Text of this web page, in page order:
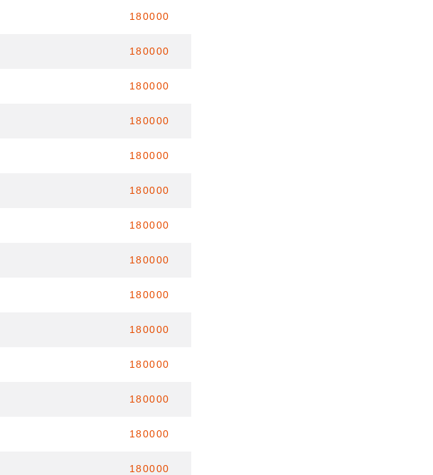
180000
180000
180000
180000
180000
180000
180000
180000
180000
180000
180000
180000
180000
180000